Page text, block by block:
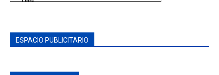
ESPACIO PUBLICITARIO